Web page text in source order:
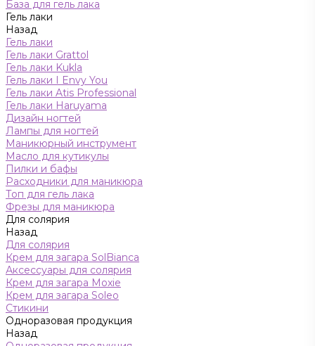
База для гель лака
Гель лаки
Назад
Гель лаки
Гель лаки Grattol
Гель лаки Kukla
Гель лаки I Envy You
Гель лаки Atis Professional
Гель лаки Haruyama
Дизайн ногтей
Лампы для ногтей
Маникюрный инструмент
Масло для кутикулы
Пилки и бафы
Расходники для маникюра
Топ для гель лака
Фрезы для маникюра
Для солярия
Назад
Для солярия
Крем для загара SolBianca
Аксессуары для солярия
Крем для загара Moxie
Крем для загара Soleo
Стикини
Одноразовая продукция
Назад